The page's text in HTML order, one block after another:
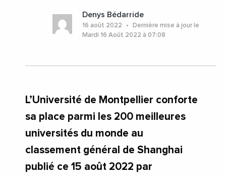
#UniversitePaulValery
#Occitanie
Denys Bédarride
16 août 2022
Dernière mise à jour le
Mardi 16 Août 2022 à 07:08
L’Université de Montpellier conforte
sa place parmi les 200 meilleures
universités du monde au
classement général de Shanghai
publié ce 15 août 2022 par